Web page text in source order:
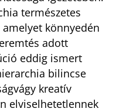
természetes
könnyedén
adott
eddig ismert
bilincse
kreatív
elviselhetetlennek